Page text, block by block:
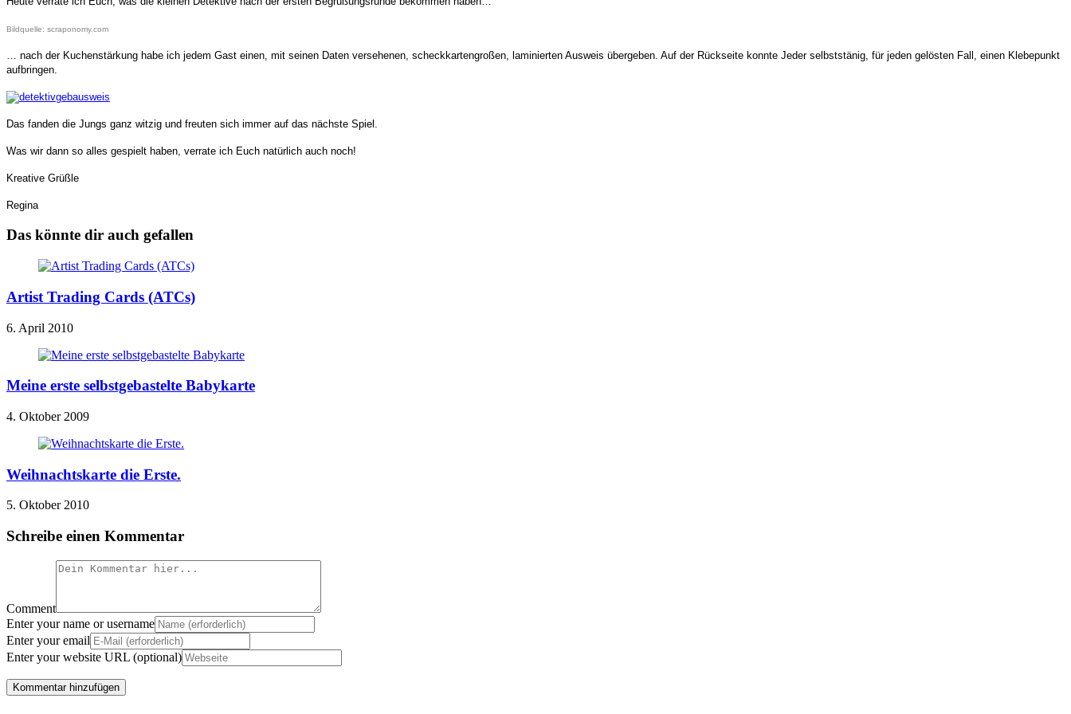
Bildquelle: scraponomy.com
… nach der Kuchenstärkung habe ich jedem Gast einen, mit seinen Daten versehenen, scheckkartengroßen, laminierten Ausweis übergeben. Auf der Rückseite konnte Jeder selbststänig, für jeden gelösten Fall, einen Klebepunkt
aufbringen.
Das fanden die Jungs ganz witzig und freuten sich immer auf das nächste Spiel.
Was wir dann so alles gespielt haben, verrate ich Euch natürlich auch noch!
Kreative Grüßle
Regina
Das könnte dir auch gefallen
Artist Trading Cards (ATCs)
6. April 2010
Meine erste selbstgebastelte Babykarte
4. Oktober 2009
Weihnachtskarte die Erste.
5. Oktober 2010
Schreibe einen Kommentar
Comment
Enter your name or username
Enter your email
Enter your website URL (optional)